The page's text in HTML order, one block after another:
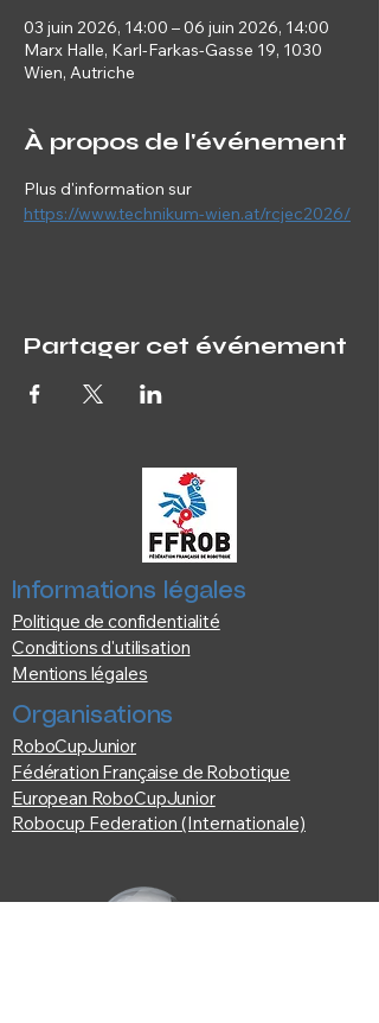
03 juin 2026, 14:00 – 06 juin 2026, 14:00
Marx Halle, Karl-Farkas-Gasse 19, 1030
Wien, Autriche
À propos de l'événement
Plus d'information sur
https://www.technikum-wien.at/rcjec2026/
Partager cet événement
Informations légales
Politique de confidentialité
Conditions d'utilisation
Mentions légales
Organisations
RoboCupJunior
Fédération Française de Robotique
European RoboCupJunior
Robocup Federation (Internationale)